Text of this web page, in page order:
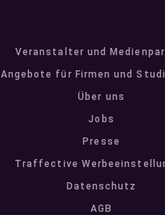
Veranstalter und
Angebote für Firmen und
Über uns
Jobs
Presse
Traffective
Datenschutz
AGB